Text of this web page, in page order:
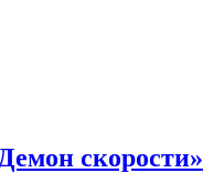
скорости»